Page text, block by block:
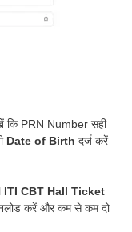
कि PRN Number सही
Date of Birth दर्ज करें
CBT Hall Ticket
करें और कम से कम दो